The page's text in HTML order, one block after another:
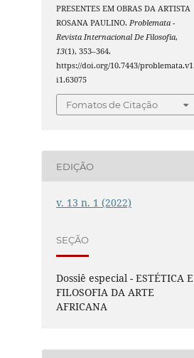
PRESENTES EM OBRAS DA ARTISTA
ROSANA PAULINO. Problemata -
Revista Internacional De Filosofia,
13(1), 353–364.
https://doi.org/10.7443/
i1.63075
Fomatos de Citação
EDIÇÃO
v. 13 n. 1 (2022)
SEÇÃO
Dossiê especial - ESTÉTICA E
FILOSOFIA DA ARTE
AFRICANA